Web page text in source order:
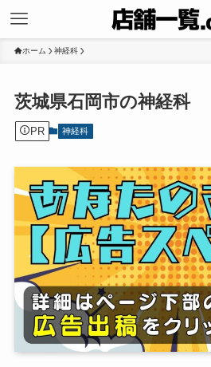
ホーム 神経科
茨城県石岡市の神経科
PR 神経科